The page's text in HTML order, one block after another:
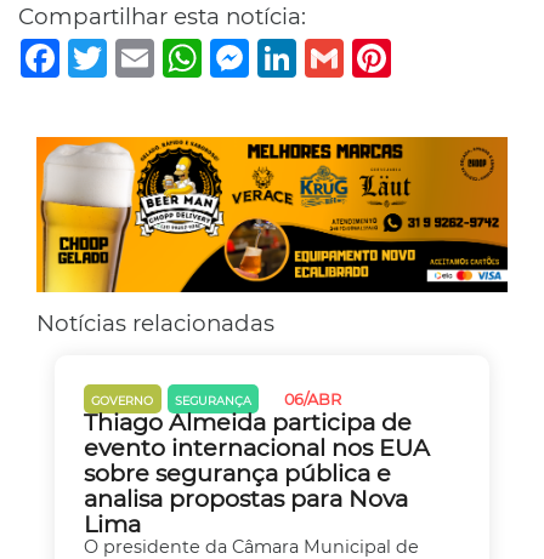
Compartilhar esta notícia:
Facebook
TwitterEmail WhatsAppMessenger
LinkedIn
Gmail
Notícias relacionadas
GOVERNO SEGURANÇA 06/ABR
Thiago Almeida participa de
evento internacional nos EUA
sobre segurança pública e
analisa propostas para Nova
Lima
O presidente da Câmara Municipal de